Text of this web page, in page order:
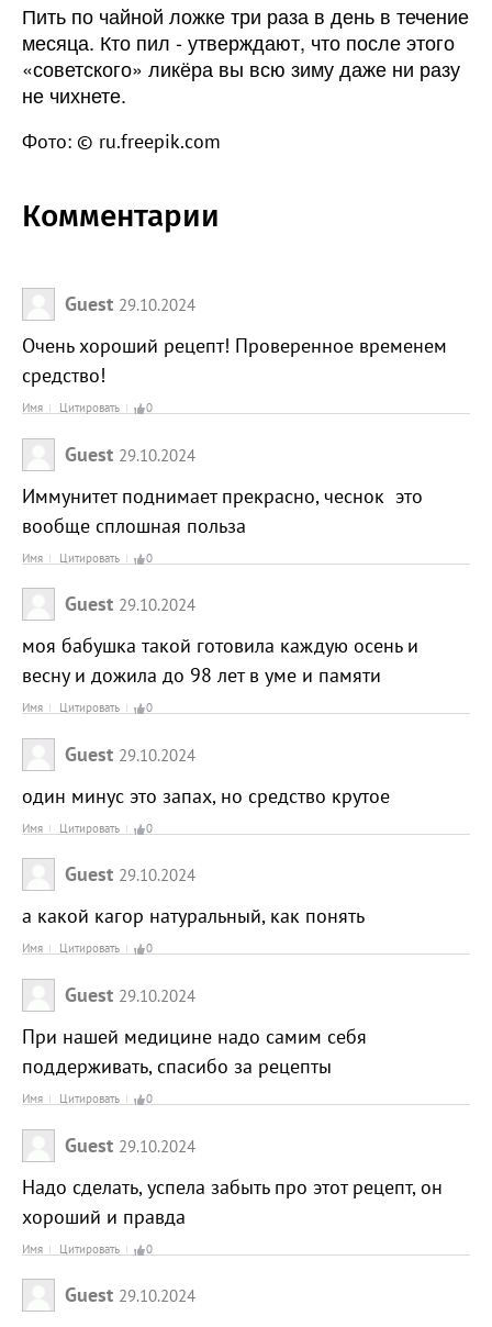
Пить по чайной ложке три раза в день в течение
месяца. Кто пил - утверждают, что после этого
«советского» ликёра вы всю зиму даже ни разу
не чихнете.
Фото: © ru.freepik.com
Комментарии
Guest 29.10.2024
Очень хороший рецепт! Проверенное временем
средство!
Имя Цитировать 0
Guest 29.10.2024
Иммунитет поднимает прекрасно, чеснок это
вообще сплошная польза
Имя Цитировать 0
Guest 29.10.2024
моя бабушка такой готовила каждую осень и
весну и дожила до 98 лет в уме и памяти
Имя Цитировать 0
Guest 29.10.2024
один минус это запах, но средство крутое
Имя Цитировать 0
Guest 29.10.2024
а какой кагор натуральный, как понять
Имя Цитировать 0
Guest 29.10.2024
При нашей медицине надо самим себя
поддерживать, спасибо за рецепты
Имя Цитировать 0
Guest 29.10.2024
Надо сделать, успела забыть про этот рецепт, он
хороший и правда
Имя Цитировать 0
Guest 29.10.2024